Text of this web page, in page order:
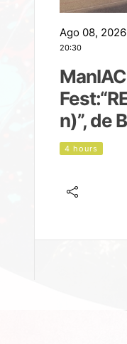
Ago 08, 2026
20:30
ManIAC
n)”, de
4 hours